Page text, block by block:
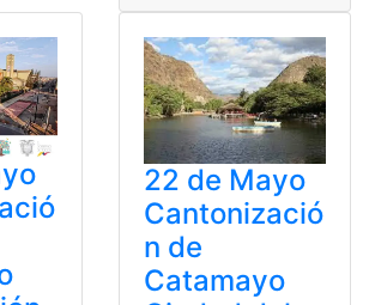
22 de Mayo
Cantonizació
n de
Catamayo